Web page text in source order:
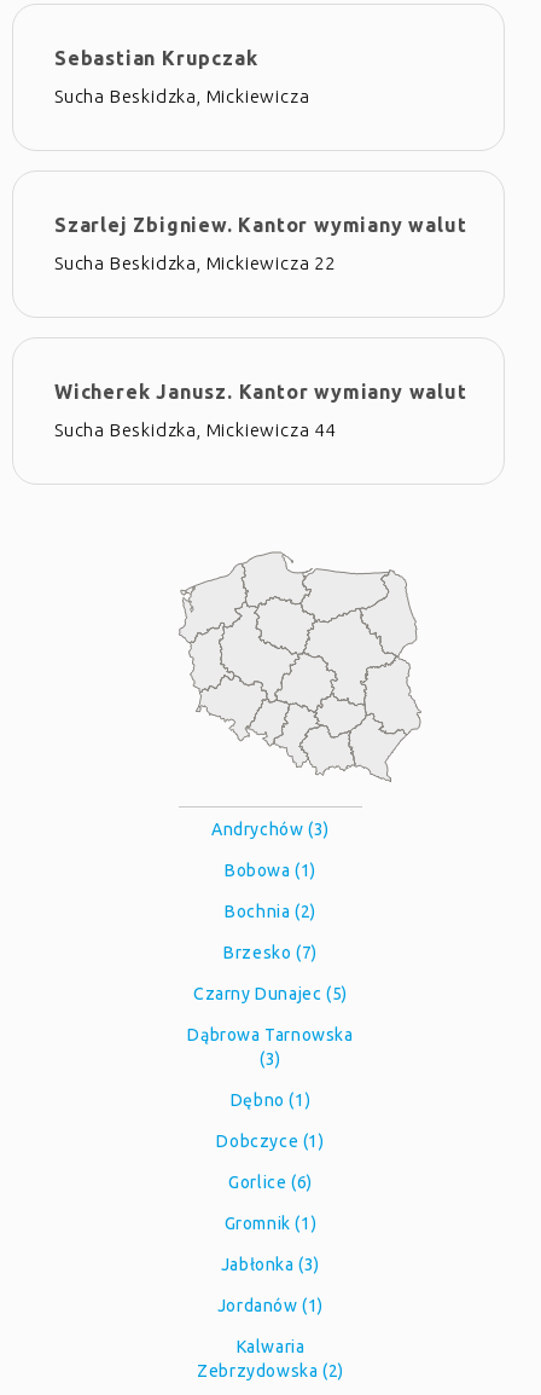
Sebastian Krupczak
Sucha Beskidzka, Mickiewicza
Szarlej Zbigniew. Kantor wymiany walut
Sucha Beskidzka, Mickiewicza 22
Wicherek Janusz. Kantor wymiany walut
Sucha Beskidzka, Mickiewicza 44
Andrychów (3)
Bobowa (1)
Bochnia (2)
Brzesko (7)
Czarny Dunajec (5)
Dąbrowa Tarnowska
(3)
Dębno (1)
Dobczyce (1)
Gorlice (6)
Gromnik (1)
Jabłonka (3)
Jordanów (1)
Kalwaria
Zebrzydowska (2)